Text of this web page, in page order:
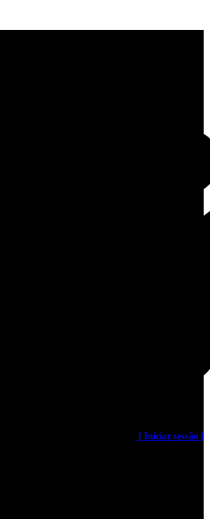
[ Iniciar sessão ]